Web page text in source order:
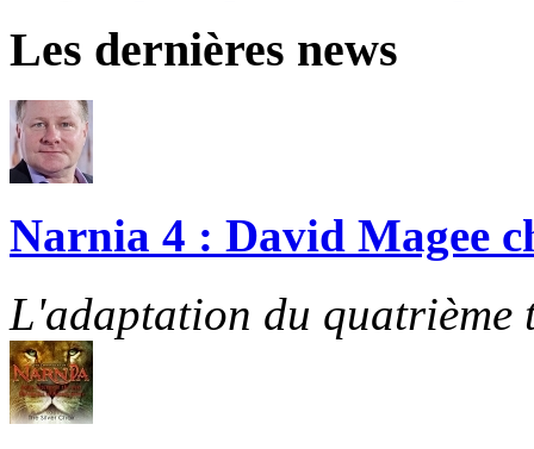
Les dernières news
Narnia 4 : David Magee
L'adaptation du quatrième